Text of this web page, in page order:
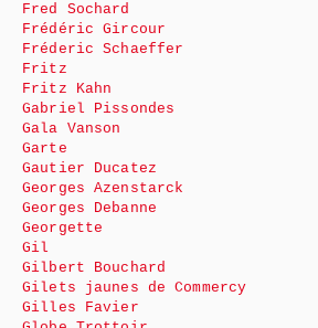
Fred Sochard
Frédéric Gircour
Fréderic Schaeffer
Fritz
Fritz Kahn
Gabriel Pissondes
Gala Vanson
Garte
Gautier Ducatez
Georges Azenstarck
Georges Debanne
Georgette
Gil
Gilbert Bouchard
Gilets jaunes de Commercy
Gilles Favier